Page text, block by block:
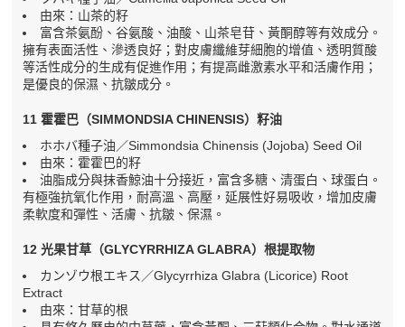
由來：山茶的籽
富含茶氨酚、谷氨酸、油酸、山茶皂苷、黃酮醇等有效成分。
擁有表面活性、滲透良好；對皮膚纖維芽細胞的增值、透明質酸
等活性成分的生成有促進作用；有提高雌激素水平和活膚作用；
是優良的保濕、抗皺成分。
11 霍霍巴（SIMMONDSIA CHINENSIS）籽油
ホホバ種子油／Simmondsia Chinensis (Jojoba) Seed Oil
由來：霍霍巴的籽
油脂成分與抹香鯨油十分接近，富含多糖、清蛋白、球蛋白。
有極強抗氧化作用，耐高溫、高壓，延展性好易吸收，增加皮膚
柔軟度和彈性、活膚、抗皺、保濕。
12 光果甘草（GLYCYRRHIZA GLABRA）根提取物
カンゾウ根エキス／Glycyrrhiza Glabra (Licorice) Root
Extract
由來：甘草的根